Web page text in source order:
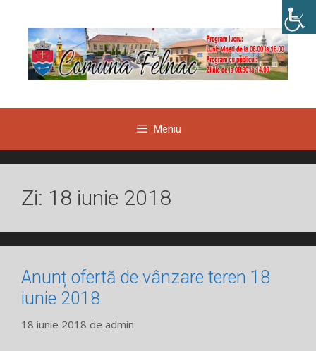
conținut
Meniu
Zi: 18 iunie 2018
Anunț ofertă de vânzare teren 18
iunie 2018
18 iunie 2018 de admin